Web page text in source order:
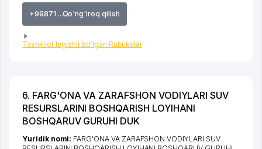
+99871 ...Qo'ng'iroq qilish
Tashkilot tegishli bo'lgan Rubrikalar
6. FARG'ONA VA ZARAFSHON VODIYLARI SUV
RESURSLARINI BOSHQARISH LOYIHANI
BOSHQARUV GURUHI DUK
Yuridik nomi: FARG'ONA VA ZARAFSHON VODIYLARI SUV